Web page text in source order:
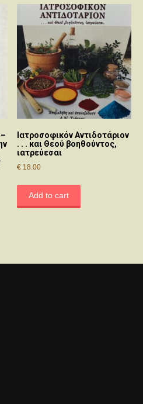
Ιατροσοφικόν Αντιδοτάριον
. . . και Θεού βοηθούντος,
ιατρεύεσαι
€ 18.00
Add to cart